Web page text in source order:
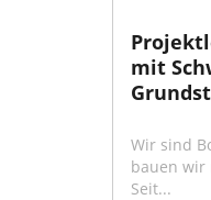
mit
Wir sind
bauen wir
Seit...